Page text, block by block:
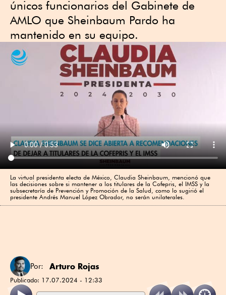
únicos funcionarios del Gabinete de
AMLO que Sheinbaum Pardo ha
mantenido en su equipo.
La virtual presidenta electa de México, Claudia Sheinbaum, mencionó que
las decisiones sobre si mantener a los titulares de la Cofepris, el IMSS y la
subsecretaría de Prevención y Promoción de la Salud, como lo sugirió el
presidente Andrés Manuel López Obrador, no serán unilaterales.
Por: Arturo Rojas
Publicado: 17.07.2024 - 12:33